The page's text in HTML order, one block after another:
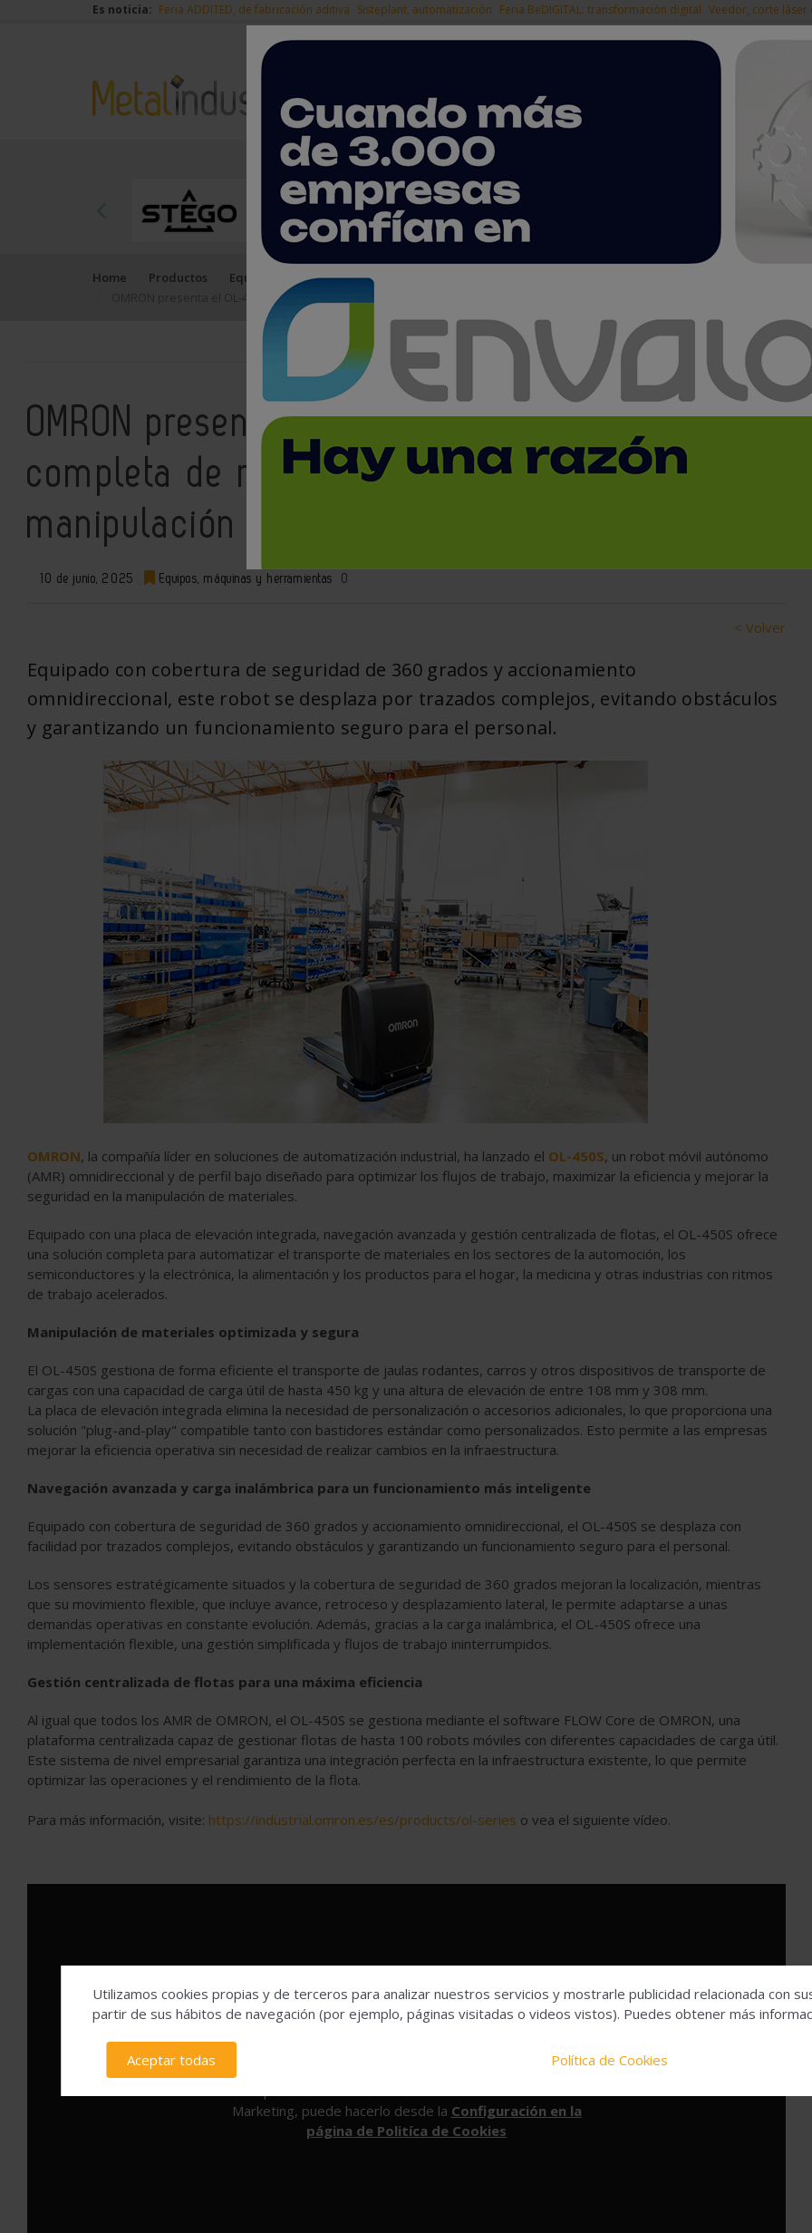
Es noticia: Feria ADDITED, de fabricación aditiva Sisteplant, automatización Feria BeDIGITAL: transformación digital Veedor, corte láser
|
NOTICIAS PRODUCTOS EMPRESAS
Home Productos
Equipos, máquinas y herramientas
OMRON presenta el OL-450S: una solución completa de robot móvil autónomo para la manipulación de materiales
OMRON presenta el OL-450S: una solución
completa de robot móvil autónomo para la
manipulación de materiales
10 de junio, 2025 Equipos, máquinas y herramientas 0
< Volver
Equipado con cobertura de seguridad de 360 grados y accionamiento
omnidireccional, este robot se desplaza por trazados complejos, evitando obstáculos
y garantizando un funcionamiento seguro para el personal.
OMRON, la compañía líder en soluciones de automatización industrial, ha lanzado el OL-450S, un robot móvil autónomo
(AMR) omnidireccional y de perfil bajo diseñado para optimizar los flujos de trabajo, maximizar la eficiencia y mejorar la
seguridad en la manipulación de materiales.
Equipado con una placa de elevación integrada, navegación avanzada y gestión centralizada de flotas, el OL-450S ofrece
una solución completa para automatizar el transporte de materiales en los sectores de la automoción, los
semiconductores y la electrónica, la alimentación y los productos para el hogar, la medicina y otras industrias con ritmos
de trabajo acelerados.
Manipulación de materiales optimizada y segura
El OL-450S gestiona de forma eficiente el transporte de jaulas rodantes, carros y otros dispositivos de transporte de
cargas con una capacidad de carga útil de hasta 450 kg y una altura de elevación de entre 108 mm y 308 mm.
La placa de elevación integrada elimina la necesidad de personalización o accesorios adicionales, lo que proporciona una
solución "plug-and-play" compatible tanto con bastidores estándar como personalizados. Esto permite a las empresas
mejorar la eficiencia operativa sin necesidad de realizar cambios en la infraestructura.
Navegación avanzada y carga inalámbrica para un funcionamiento más inteligente
Equipado con cobertura de seguridad de 360 grados y accionamiento omnidireccional, el OL-450S se desplaza con
facilidad por trazados complejos, evitando obstáculos y garantizando un funcionamiento seguro para el personal.
Los sensores estratégicamente situados y la cobertura de seguridad de 360 grados mejoran la localización, mientras
que su movimiento flexible, que incluye avance, retroceso y desplazamiento lateral, le permite adaptarse a unas
demandas operativas en constante evolución. Además, gracias a la carga inalámbrica, el OL-450S ofrece una
implementación flexible, una gestión simplificada y flujos de trabajo ininterrumpidos.
Gestión centralizada de flotas para una máxima eficiencia
Al igual que todos los AMR de OMRON, el OL-450S se gestiona mediante el software FLOW Core de OMRON, una
plataforma centralizada capaz de gestionar flotas de hasta 100 robots móviles con diferentes capacidades de carga útil.
Este sistema de nivel empresarial garantiza una integración perfecta en la infraestructura existente, lo que permite
optimizar las operaciones y el rendimiento de la flota.
Para más información, visite: https://industrial.omron.es/es/products/ol-series o vea el siguiente vídeo.
Marketing, puede hacerlo desde la Configuración en la
página de Politíca de Cookies
Utilizamos cookies propias y de terceros para analizar nuestros servicios y mostrarle publicidad relacionada con
partir de sus hábitos de navegación (por ejemplo, páginas visitadas o videos vistos). Puedes obtener más
Aceptar todas Política de Cookies